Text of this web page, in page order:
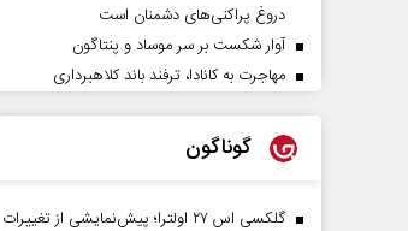
دروغ پراکنی‌های دشمنان است
آوار شکست بر سر موساد و پنتاگون
مهاجرت به کانادا، ترفند باند کلاهبرداری
گوناگون
گلکسی اس ۲۷ اولترا؛ پیش‌نمایشی از تغییرات